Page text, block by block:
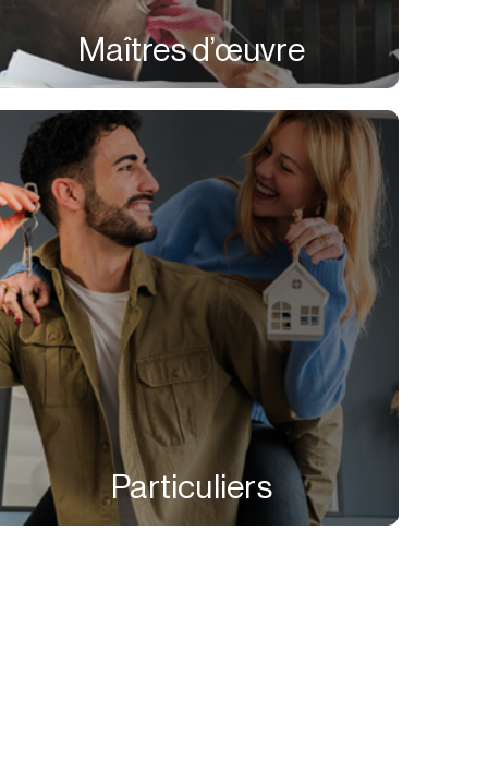
Maîtres d’œuvre
Particuliers